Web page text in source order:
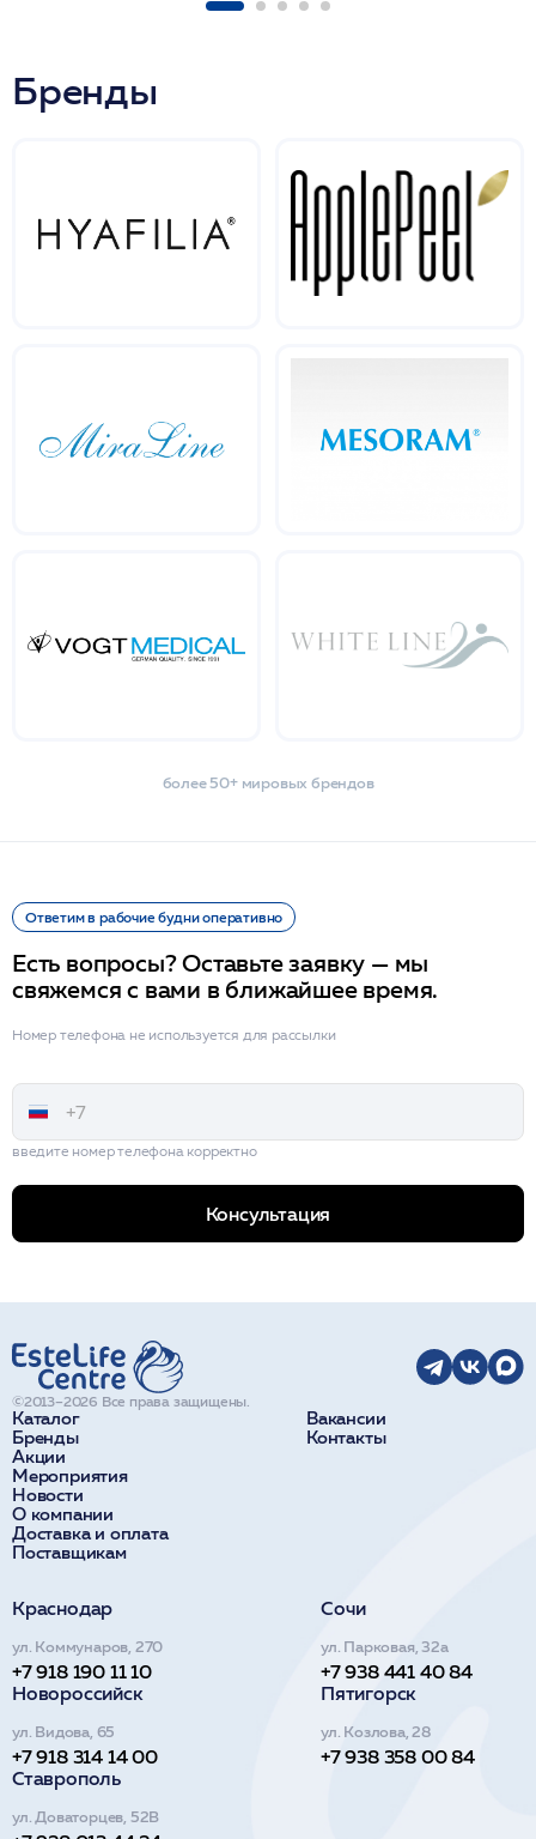
Бренды
более 50+ мировых брендов
Ответим в рабочие будни оперативно
Есть вопросы? Оставьте заявку — мы
свяжемся с вами в ближайшее время.
Номер телефона не используется для рассылки
введите номер телефона корректно
Консультация
Каталог
Бренды
Акции
Мероприятия
Новости
О компании
Доставка и оплата
Поставщикам
Вакансии
Контакты
©2013–2026 Все права защищены.
Краснодар
ул. Коммунаров, 270
+7 918 190 11 10
Сочи
ул. Парковая, 32а
+7 938 441 40 84
Новороссийск
ул. Видова, 65
+7 918 314 14 00
Пятигорск
ул. Козлова, 28
+7 938 358 00 84
Ставрополь
ул. Доваторцев, 52В